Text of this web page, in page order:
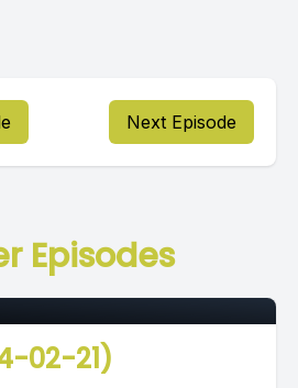
Next Episode
Episodes
0
02-21)